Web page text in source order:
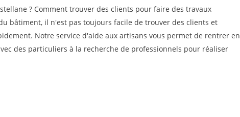
? Comment trouver des clients pour faire des travaux
bâtiment, il n'est pas toujours facile de trouver des clients et
Notre service d'aide aux artisans vous permet de rentrer en
des particuliers à la recherche de professionnels pour réaliser